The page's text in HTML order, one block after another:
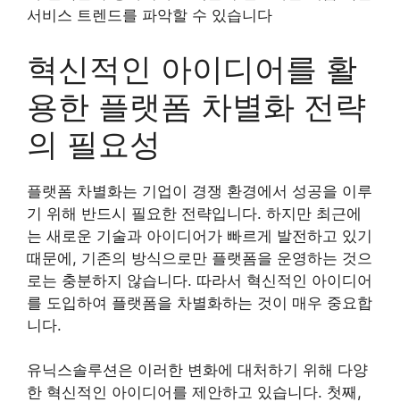
서비스 트렌드를 파악할 수 있습니다
혁신적인 아이디어를 활
용한 플랫폼 차별화 전략
의 필요성
플랫폼 차별화는 기업이 경쟁 환경에서 성공을 이루
기 위해 반드시 필요한 전략입니다. 하지만 최근에
는 새로운 기술과 아이디어가 빠르게 발전하고 있기
때문에, 기존의 방식으로만 플랫폼을 운영하는 것으
로는 충분하지 않습니다. 따라서 혁신적인 아이디어
를 도입하여 플랫폼을 차별화하는 것이 매우 중요합
니다.
유닉스솔루션은 이러한 변화에 대처하기 위해 다양
한 혁신적인 아이디어를 제안하고 있습니다. 첫째,